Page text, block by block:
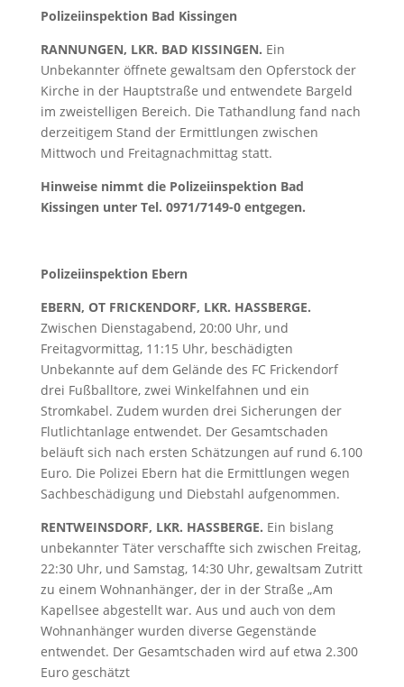
Polizeiinspektion Bad Kissingen
RANNUNGEN, LKR. BAD KISSINGEN. Ein
Unbekannter öffnete gewaltsam den Opferstock der
Kirche in der Hauptstraße und entwendete Bargeld
im zweistelligen Bereich. Die Tathandlung fand nach
derzeitigem Stand der Ermittlungen zwischen
Mittwoch und Freitagnachmittag statt.
Hinweise nimmt die Polizeiinspektion Bad
Kissingen unter Tel. 0971/7149-0 entgegen.
Polizeiinspektion Ebern
EBERN, OT FRICKENDORF, LKR. HASSBERGE.
Zwischen Dienstagabend, 20:00 Uhr, und
Freitagvormittag, 11:15 Uhr, beschädigten
Unbekannte auf dem Gelände des FC Frickendorf
drei Fußballtore, zwei Winkelfahnen und ein
Stromkabel. Zudem wurden drei Sicherungen der
Flutlichtanlage entwendet. Der Gesamtschaden
beläuft sich nach ersten Schätzungen auf rund 6.100
Euro. Die Polizei Ebern hat die Ermittlungen wegen
Sachbeschädigung und Diebstahl aufgenommen.
RENTWEINSDORF, LKR. HASSBERGE. Ein bislang
unbekannter Täter verschaffte sich zwischen Freitag,
22:30 Uhr, und Samstag, 14:30 Uhr, gewaltsam Zutritt
zu einem Wohnanhänger, der in der Straße „Am
Kapellsee abgestellt war. Aus und auch von dem
Wohnanhänger wurden diverse Gegenstände
entwendet. Der Gesamtschaden wird auf etwa 2.300
Euro geschätzt